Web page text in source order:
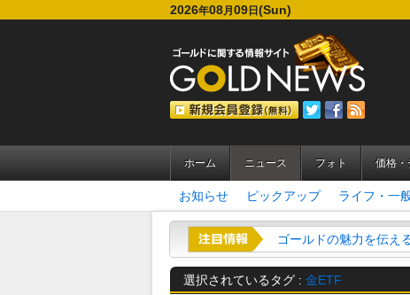
2026年08月 09 日 (Sun)
ホーム ニュース フォト 価格・
お知らせ ピックアップ ライフ・一
ゴールドの魅力を伝え
選択されているタグ : 金ETF